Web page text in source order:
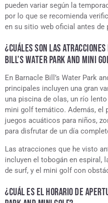
pueden variar según la
por lo que se recomienda
en su sitio web oficial antes de
¿CUÁLES SON LAS
BILL’S WATER PARK AND MINI
En Barnacle Bill’s Water Park
principales incluyen una gran
una piscina de olas, un río
mini golf temático. Además, el
juegos acuáticos para niños,
para disfrutar de un día
Las atracciones que he visto
incluyen el tobogán en espiral,
de surf, y el mini golf con
¿CUÁL ES EL HORARIO DE